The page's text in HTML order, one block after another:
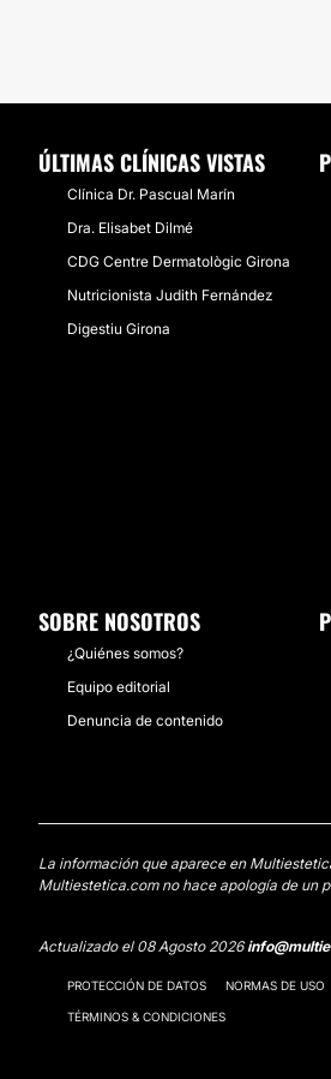
ÚLTIMAS CLÍNICAS VISTAS
Clínica Dr. Pascual Marín
Dra. Elisabet Dilmé
CDG Centre Dermatològic Girona
Nutricionista Judith Fernández
Digestiu Girona
SOBRE NOSOTROS
¿Quiénes somos?
Equipo editorial
Denuncia de contenido
La información que aparece en
Multiestetica.com no hace apología de un
Actualizado el 08 Agosto 2026
PROTECCIÓN DE DATOS NORMAS DE USO
TÉRMINOS & CONDICIONES